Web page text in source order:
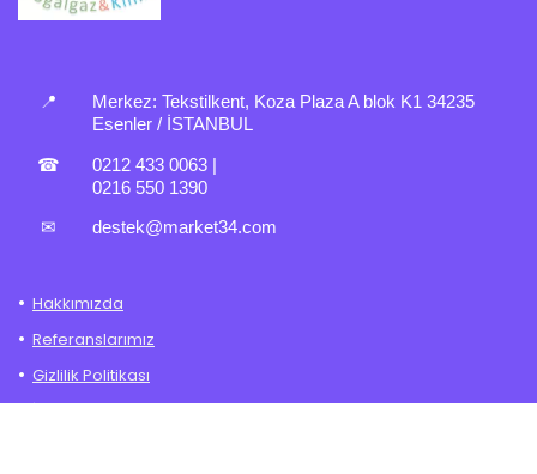
📍 Merkez: Tekstilkent, Koza Plaza A blok K1 34235
Esenler / İSTANBUL
☎ 0212 433 0063
0216 550 1390
✉ destek@market34.com
Hakkımızda
Referanslarımız
Gizlilik Politikası